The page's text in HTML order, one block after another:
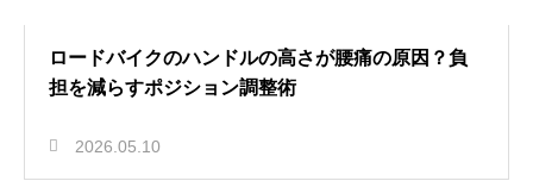
ロードバイクのハンドルの高さが腰痛の原因？負
担を減らすポジション調整術
2026.05.10